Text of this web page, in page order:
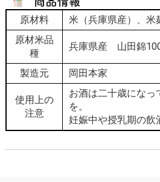
原材料
米（兵庫県産）、米
原材米品
種
兵庫県産 山田錦
製造元 岡田本家
使用上の
注意
お酒は二十歳になっ
を。
妊娠中や授乳期の飲